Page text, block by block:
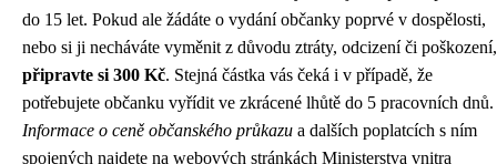
do 15 let. Pokud ale žádáte o vydání občanky poprvé v dospělosti,
nebo si ji necháváte vyměnit z důvodu ztráty, odcizení či poškození,
připravte si 300 Kč. Stejná částka vás čeká i v případě, že
potřebujete občanku vyřídit ve zkrácené lhůtě do 5 pracovních dnů.
Informace o ceně občanského průkazu a dalších poplatcích s ním
spojených najdete na webových stránkách Ministerstva vnitra